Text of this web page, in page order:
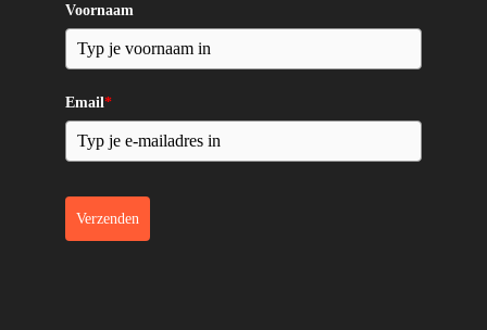
Voornaam
Email*
Verzenden